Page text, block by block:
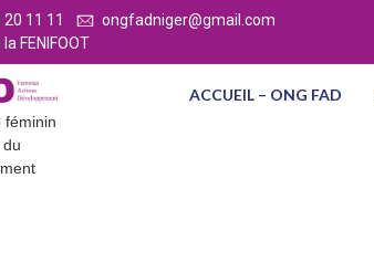
11 11
ongfadniger@gmail.com
FENIFOOT
féminin
ACCUEIL – ONG FAD